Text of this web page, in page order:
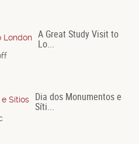
A Great Study Visit to
Lo...
Dia dos Monumentos e
Síti...